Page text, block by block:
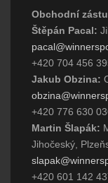
Obchodní
Štěpán Pacal:
+420 704 456
Jakub Obzina:
+420 776 630
Martin Šlapák:
Jihočeský,
+420 601 142